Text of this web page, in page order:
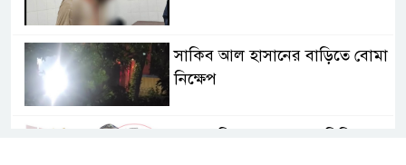
সাকিব আল হাসানের বাড়িতে বোমা
নিক্ষেপ